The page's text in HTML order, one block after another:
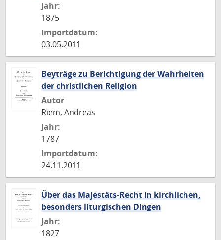
Jahr:
1875
Importdatum:
03.05.2011
Beyträge zu Berichtigung der Wahrheiten
der christlichen Religion
Autor
Riem, Andreas
Jahr:
1787
Importdatum:
24.11.2011
Über das Majestäts-Recht in kirchlichen,
besonders liturgischen Dingen
Jahr:
1827